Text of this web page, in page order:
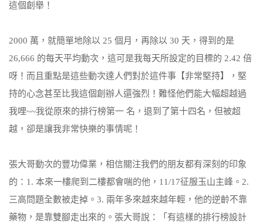
這個創舉！
2000 萬，就簡單地除以 25 個月，再除以 30 天，得到的是
26,666 的每天平均動次，這可是我每天所設定的目標的 2.42 倍
呀！而且重點是這些動次達人們對於這件事【非常堅持】，堅
持的心念甚至比我這個創辦人還強烈！難怪他們能大幅超越過
我哩~~我從原來的排行榜第一 名，退到了第十四名，但被超
越，卻是讓我非常快樂的事情呢！
張大哥動次的豐功偉業，相信關注我們的朋友都有深刻的印象
的：1. 本來一樓爬到二樓都會喘的他，11/17征服玉山主峰。2.
三高問題全數被走掉。3. 兩年多來越來越年輕，他的逆齡不靠
藥物，是靠雙腳走出來的。張大哥說：「有這樣的排行榜設計